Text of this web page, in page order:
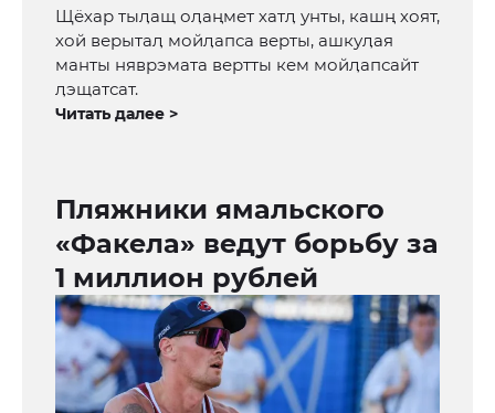
Щёхар тыӆащ оӆаңмет хатӆ унты, кашң хоят,
хой верытаӆ мойӆапса верты, ашкуӆая
манты няврэмата вертты кем мойӆапсайт
ӆэщатсат.
Читать далее >
Пляжники ямальского
«Факела» ведут борьбу за
1 миллион рублей